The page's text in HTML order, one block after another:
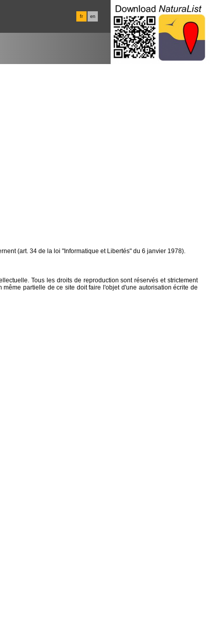
fr en
(art. 34 de la loi "Informatique et Libertés" du 6 janvier 1978).
Tous les droits de reproduction sont réservés et strictement
partielle de ce site doit faire l'objet d'une autorisation écrite de